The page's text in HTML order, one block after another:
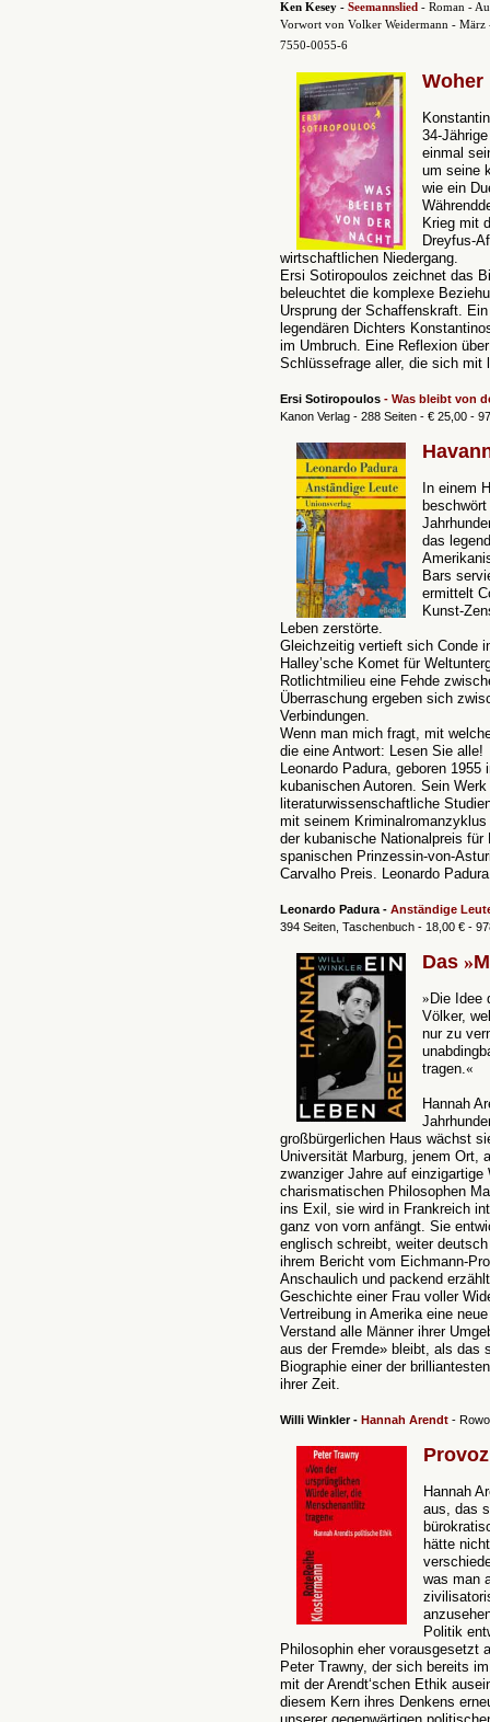
Ken Kesey - Seemannslied - Roman -
Vorwort von Volker Weidermann -
7550-0055-6
Woher
34-
einmal
um seine
wie ein
Krieg mit
Dreyfus-
wirtschaftlichen Niedergang.
Ersi Sotiropoulos zeichnet das
beleuchtet die komplexe
Ursprung der Schaffenskraft.
legendären Dichters
im Umbruch. Eine Reflexion
Schlüssefrage aller, die sich mit
Ersi Sotiropoulos - Was bleibt von
Kanon Verlag - 288 Seiten - € 25,00 -
In einem
das
Bars
ermittelt
Kunst-
Leben zerstörte.
Gleichzeitig vertieft sich Conde
Halley’sche Komet für
Rotlichtmilieu eine Fehde
Überraschung ergeben sich
Verbindungen.
Wenn man mich fragt, mit
die eine Antwort: Lesen Sie alle!
Leonardo Padura, geboren
kubanischen Autoren. Sein
literaturwissenschaftliche
mit seinem Kriminalromanzyklus
der kubanische Nationalpreis
spanischen Prinzessin-von-
Carvalho Preis. Leonardo
Leonardo Padura - Anständige
394 Seiten, Taschenbuch - 18,00 € -
Das »
» Die Idee
Völker,
nur zu
tragen.«
Hannah
großbürgerlichen Haus wächst
Universität Marburg, jenem Ort,
zwanziger Jahre auf
charismatischen Philosophen
ins Exil, sie wird in Frankreich
ganz von vorn anfängt. Sie
englisch schreibt, weiter
ihrem Bericht vom Eichmann-
Anschaulich und packend
Geschichte einer Frau voller
Vertreibung in Amerika eine
Verstand alle Männer ihrer
aus der Fremde» bleibt, als das
Biographie einer der
ihrer Zeit.
Willi Winkler - Hannah Arendt -
P
Hannah
aus, das
hätte
was man
Politik
Philosophin eher vorausgesetzt
Peter Trawny, der sich bereits
mit der Arendt‘schen Ethik
diesem Kern ihres Denkens